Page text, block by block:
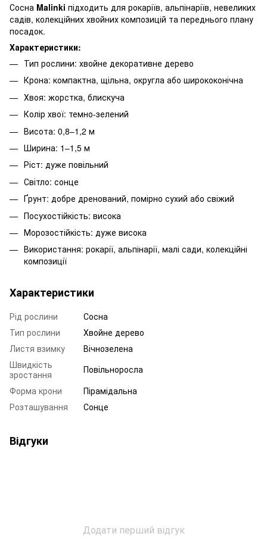
Сосна Malinki підходить для рокаріїв, альпінаріїв, невеликих
садів, колекційних хвойних композицій та переднього плану
посадок.
Характеристики:
Тип рослини: хвойне декоративне дерево
Крона: компактна, щільна, округла або ширококонічна
Хвоя: жорстка, блискуча
Колір хвої: темно-зелений
Висота: 0,8–1,2 м
Ширина: 1–1,5 м
Ріст: дуже повільний
Світло: сонце
Ґрунт: добре дренований, помірно сухий або свіжий
Посухостійкість: висока
Морозостійкість: дуже висока
Використання: рокарії, альпінарії, малі сади, колекційні
композиції
Характеристики
Рід рослини
Сосна
Тип рослини
Хвойне дерево
Листя взимку
Вічнозелена
Швидкість
зростання
Повільноросла
Форма крони
Пірамідальна
Розташування
Сонце
Відгуки
Додати перший відгук